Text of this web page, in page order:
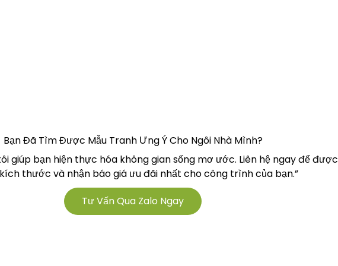
Bạn Đã Tìm Được Mẫu Tranh Ưng Ý Cho Ngôi Nhà Mình?
giúp bạn hiện thực hóa không gian sống mơ ước. Liên hệ ngay để được
thước và nhận báo giá ưu đãi nhất cho công trình của bạn.”
Tư Vấn Qua Zalo Ngay